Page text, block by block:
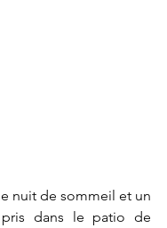
nuit de sommeil et un
dans le patio de